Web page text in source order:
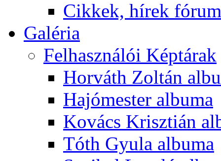
Cikkek, hírek
Galéria
Felhasználói Képtárak
Horváth Zoltán
Hajómester albuma
Kovács Krisztián
Tóth Gyula albuma